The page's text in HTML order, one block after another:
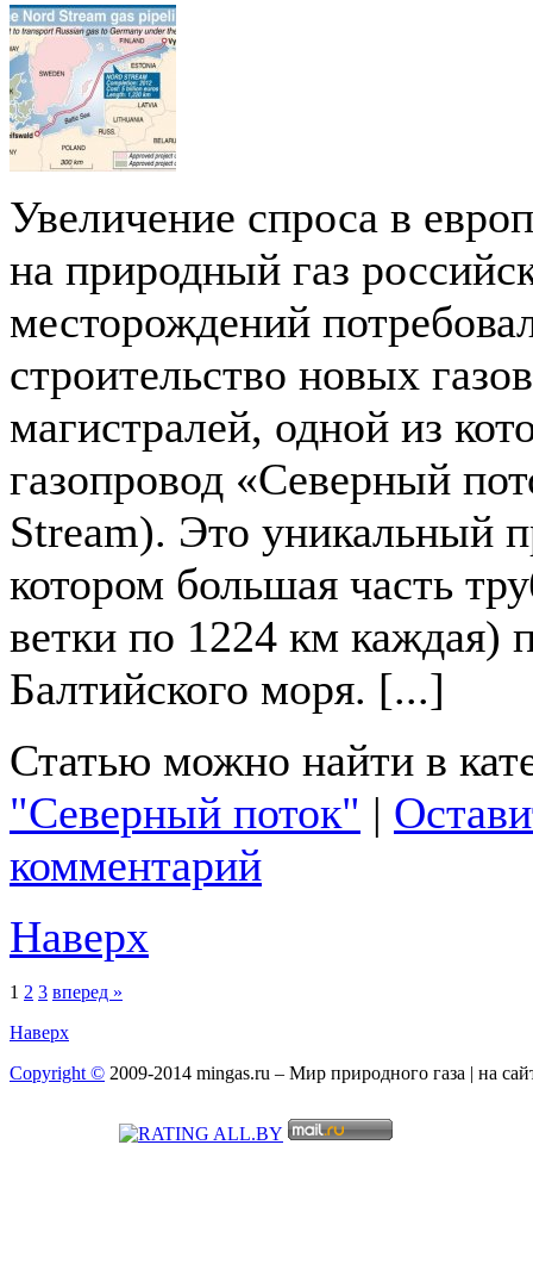
Увеличение спроса в
на природный газ
месторождений
строительство новых
магистралей, одной из
газопровод «Северный
Stream). Это уникальный
котором большая часть
ветки по 1224 км каждая)
Балтийского моря. [...]
Статью можно найти в
"Северный поток" |
комментарий
Наверх
1 2 3 вперед »
Наверх
Copyright © 2009-2014 mingas.ru – Мир природного газа | на